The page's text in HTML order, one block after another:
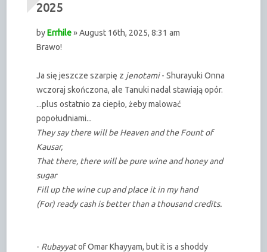
2025
byErrhile» August 16th, 2025, 8:31 am
Brawo!
Ja się jeszcze szarpię z jenotami- Shurayuki Onna
wczoraj skończona, ale Tanuki nadal stawiają opór.
...plus ostatnio za ciepło, żeby malować
popołudniami...
They say there will be Heaven and the Fount of
Kausar,
That there, there will be pure wine and honey and
sugar
Fill up the wine cup and place it in my hand
(For) ready cash is better than a thousand credits.
- Rubayyatof Omar Khayyam, but it is a shoddy